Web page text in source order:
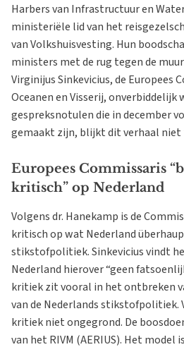
Harbers van Infrastructuur en
ministeriële lid van het
van Volkshuisvesting. Hun
ministers met de rug tegen de
Virginijus Sinkevicius, de Europees
Oceanen en Visserij, onverbiddelijk
gespreksnotulen die in december
gemaakt zijn, blijkt dit verhaal niet
Europees Commissaris
kritisch” op Nederland
Volgens dr. Hanekamp is de
kritisch op wat Nederland
stikstofpolitiek. Sinkevicius vindt
Nederland hierover “geen
kritiek zit vooral in het ontbreken
van de Nederlands stikstofpolitiek.
kritiek niet ongegrond. De
van het RIVM (AERIUS). Het model